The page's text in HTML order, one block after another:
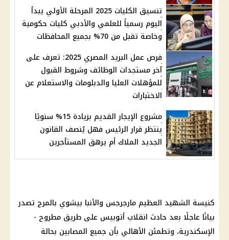
تنسيق الكليات 2025 المرحلة الأولي يبدأ
اليوم رسمياً للعلمي والأدبي كليات حكومية
وخاصة تقبل من 70% بجميع المحافظات
فرص عمل البريد المصري 2025: تعرف على
آخر مستجدات الوظائف وشروط القبول
للمؤهلات العليا والدبلومات والاستعلام عن
الاختبارات
مشروع الإيجار القديم بزيادة 15% سنويًا
ينتظر قرار الرئيس فهل يُنصف القانون
الجديد الملاك أم يرهق المستأجرين
كنيسة الشهيد العظيم مارجرجس والأنبا بيشوي بالمرج تصدر
بيانًا عاجلًا بعد حادث انقلاب أتوبيس على طريق مطروح -
الإسكندرية، وتطمئن الأهالي بأن جميع المصابين بحالة